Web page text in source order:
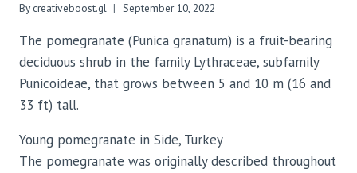
Bycreativeboost.gl September 10, 2022
The pomegranate (Punica granatum) is a fruit-bearing
deciduous shrub in the family Lythraceae, subfamily
Punicoideae, that grows between 5 and 10 m (16 and
33 ft) tall.
Young pomegranate in Side, Turkey
The pomegranate was originally described throughout